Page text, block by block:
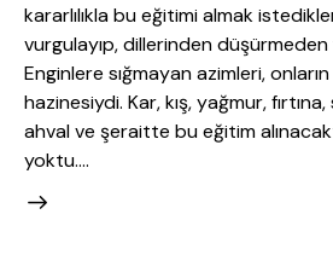
kararlılıkla bu eğitimi almak
vurgulayıp, dillerinden düşürmeden
Enginlere sığmayan azimleri,
hazinesiydi. Kar, kış, yağmur,
ahval ve şeraitte bu eğitim
yoktu.…